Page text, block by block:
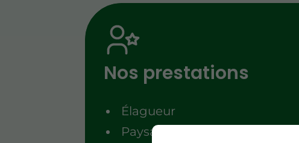
Nos prestations
Élagueur
Paysagiste